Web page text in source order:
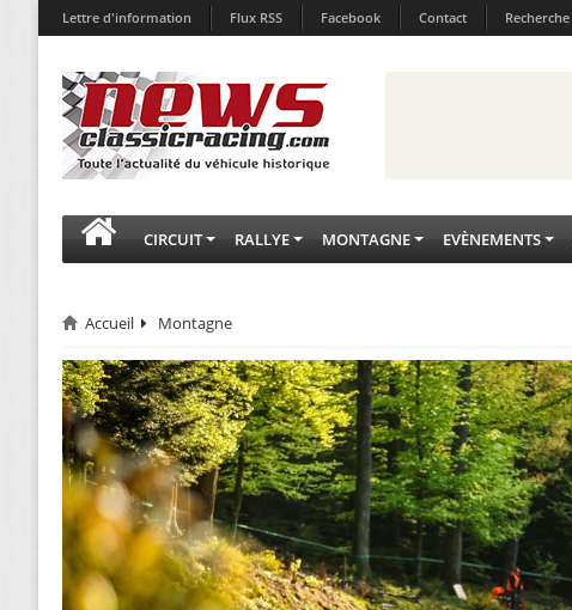
Lettre d'information Flux RSS Facebook Contact Recherche
CIRCUIT RALLYE MONTAGNE EVÈNEMENTS
Accueil Montagne